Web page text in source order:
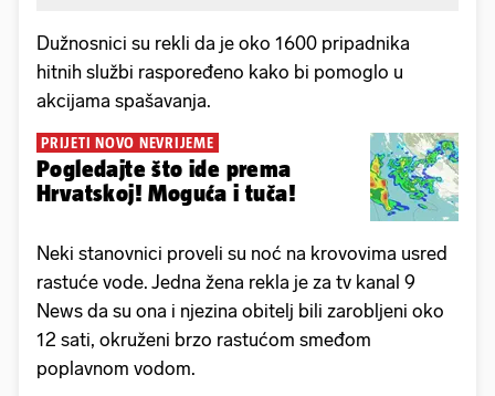
Dužnosnici su rekli da je oko 1600 pripadnika
hitnih službi raspoređeno kako bi pomoglo u
akcijama spašavanja.
PRIJETI NOVO NEVRIJEME
Pogledajte što ide prema
Hrvatskoj! Moguća i tuča!
Neki stanovnici proveli su noć na krovovima usred
rastuće vode. Jedna žena rekla je za tv kanal 9
News da su ona i njezina obitelj bili zarobljeni oko
12 sati, okruženi brzo rastućom smeđom
poplavnom vodom.